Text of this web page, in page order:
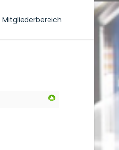
Mitgliederbereich